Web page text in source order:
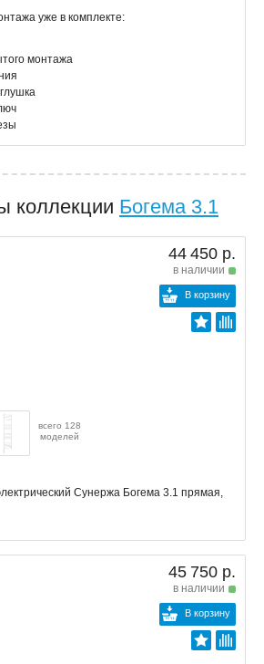
уже в комплекте:
монтажа
коллекции Богема 3.1
44 450 р.
в наличии
В корзину
всего 128
моделей
Сунержа Богема 3.1 прямая,
45 750 р.
в наличии
В корзину